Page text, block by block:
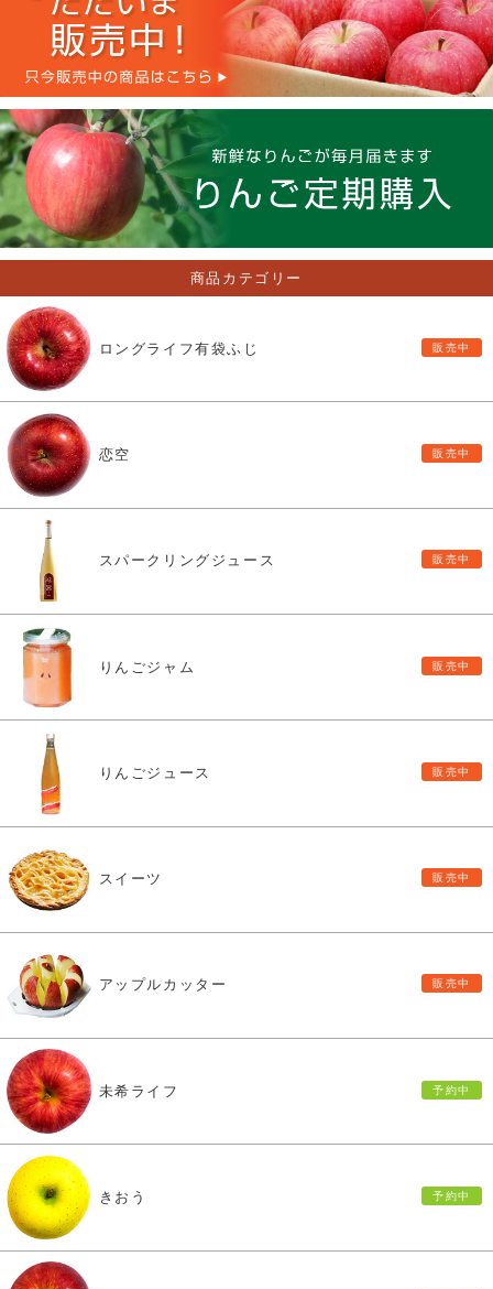
商品カテゴリー
ロングライフ有袋ふじ
恋空
スパークリングジュース
りんごジャム
りんごジュース
スイーツ
アップルカッター
未希ライフ
きおう